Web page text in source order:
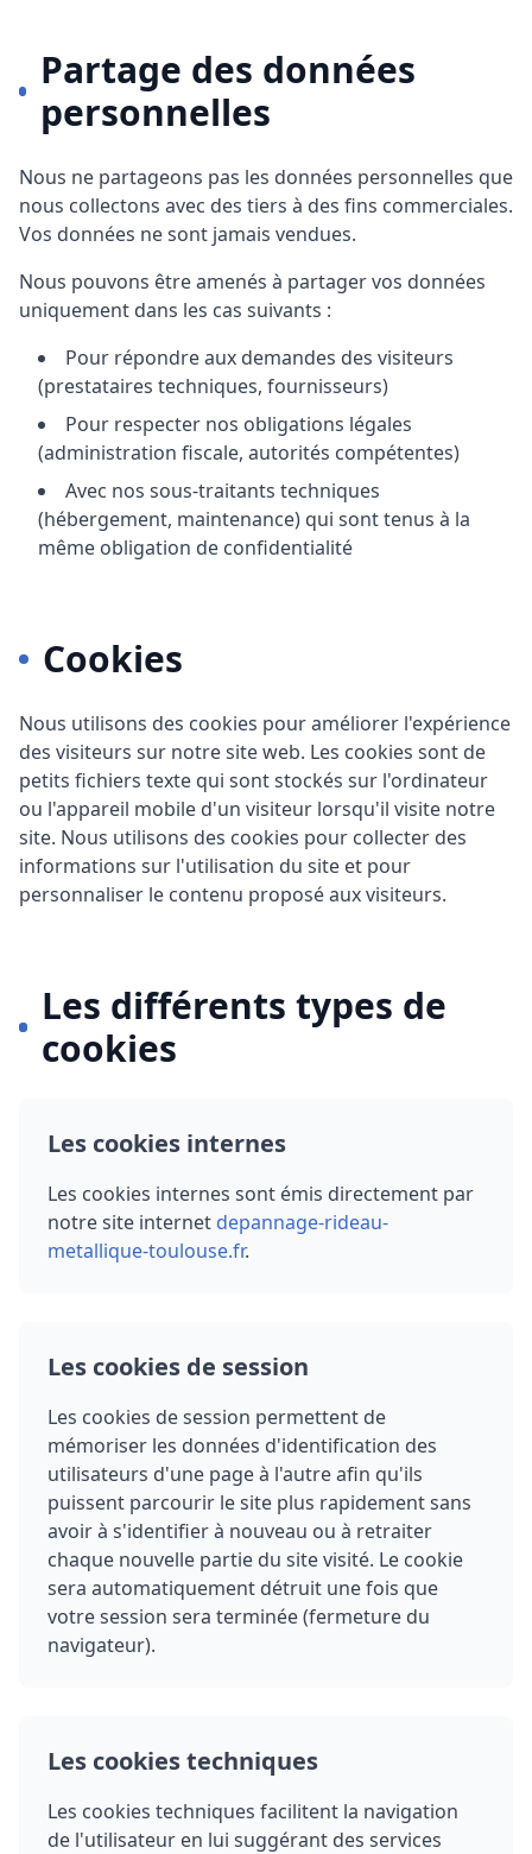
Partage des données
personnelles
Nous ne partageons pas les données personnelles que
nous collectons avec des tiers à des fins commerciales.
Vos données ne sont jamais vendues.
Nous pouvons être amenés à partager vos données
uniquement dans les cas suivants :
Pour répondre aux demandes des visiteurs
(prestataires techniques, fournisseurs)
Pour respecter nos obligations légales
(administration fiscale, autorités compétentes)
Avec nos sous-traitants techniques
(hébergement, maintenance) qui sont tenus à la
même obligation de confidentialité
Cookies
Nous utilisons des cookies pour améliorer l'expérience
des visiteurs sur notre site web. Les cookies sont de
petits fichiers texte qui sont stockés sur l'ordinateur
ou l'appareil mobile d'un visiteur lorsqu'il visite notre
site. Nous utilisons des cookies pour collecter des
informations sur l'utilisation du site et pour
personnaliser le contenu proposé aux visiteurs.
Les différents types de
cookies
Les cookies internes
Les cookies internes sont émis directement par
notre site internet depannage-rideau-
metallique-toulouse.fr.
Les cookies de session
Les cookies de session permettent de
mémoriser les données d'identification des
utilisateurs d'une page à l'autre afin qu'ils
puissent parcourir le site plus rapidement sans
avoir à s'identifier à nouveau ou à retraiter
chaque nouvelle partie du site visité. Le cookie
sera automatiquement détruit une fois que
votre session sera terminée (fermeture du
navigateur).
Les cookies techniques
Les cookies techniques facilitent la navigation
de l'utilisateur en lui suggérant des services